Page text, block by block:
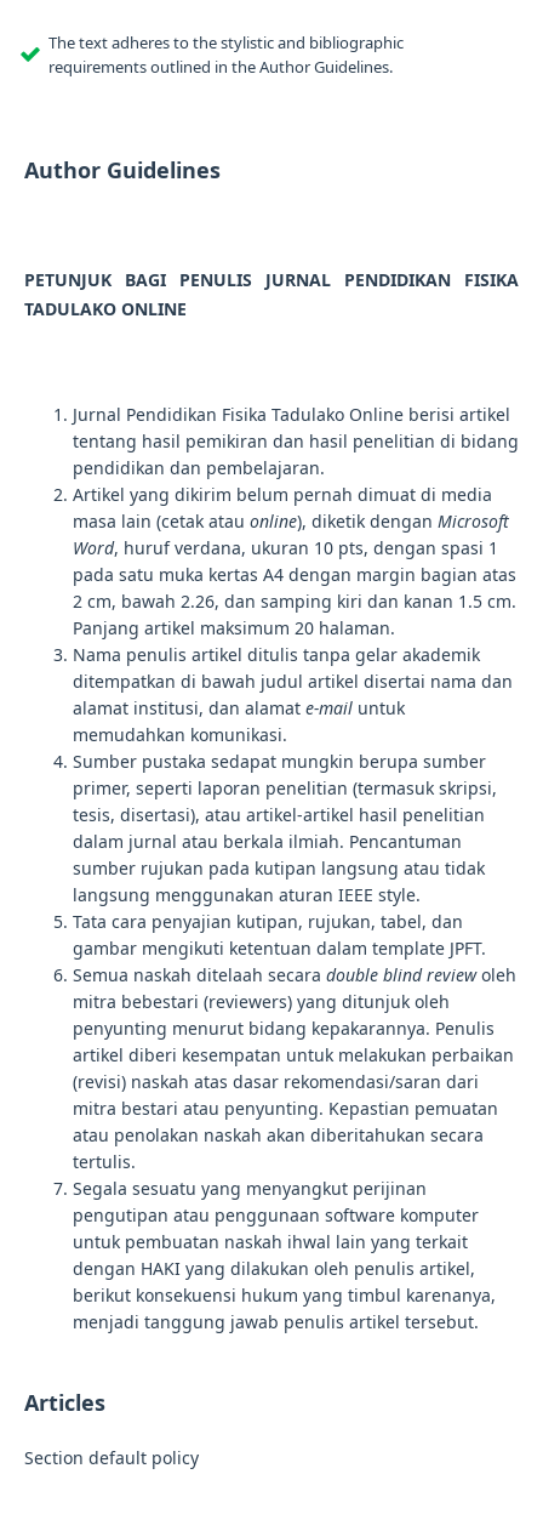
The text adheres to the stylistic and bibliographic
requirements outlined in the Author Guidelines.
Author Guidelines
PETUNJUK BAGI PENULIS JURNAL PENDIDIKAN FISIKA
TADULAKO ONLINE
Jurnal Pendidikan Fisika Tadulako Online berisi artikel
tentang hasil pemikiran dan hasil penelitian di bidang
pendidikan dan pembelajaran.
Artikel yang dikirim belum pernah dimuat di media
masa lain (cetak atau online), diketik dengan Microsoft
Word, huruf verdana, ukuran 10 pts, dengan spasi 1
pada satu muka kertas A4 dengan margin bagian atas
2 cm, bawah 2.26, dan samping kiri dan kanan 1.5 cm.
Panjang artikel maksimum 20 halaman.
Nama penulis artikel ditulis tanpa gelar akademik
ditempatkan di bawah judul artikel disertai nama dan
alamat institusi, dan alamat e-mailuntuk
memudahkan komunikasi.
Sumber pustaka sedapat mungkin berupa sumber
primer, seperti laporan penelitian (termasuk skripsi,
tesis, disertasi), atau artikel-artikel hasil penelitian
dalam jurnal atau berkala ilmiah. Pencantuman
sumber rujukan pada kutipan langsung atau tidak
langsung menggunakan aturan IEEE style.
Tata cara penyajian kutipan, rujukan, tabel, dan
gambar mengikuti ketentuan dalam template JPFT.
Semua naskah ditelaah secara double blind reviewoleh
mitra bebestari (reviewers) yang ditunjuk oleh
penyunting menurut bidang kepakarannya. Penulis
artikel diberi kesempatan untuk melakukan perbaikan
(revisi) naskah atas dasar rekomendasi/saran dari
mitra bestari atau penyunting. Kepastian pemuatan
atau penolakan naskah akan diberitahukan secara
tertulis.
Segala sesuatu yang menyangkut perijinan
pengutipan atau penggunaan software komputer
untuk pembuatan naskah ihwal lain yang terkait
dengan HAKI yang dilakukan oleh penulis artikel,
berikut konsekuensi hukum yang timbul karenanya,
menjadi tanggung jawab penulis artikel tersebut.
Articles
Section default policy